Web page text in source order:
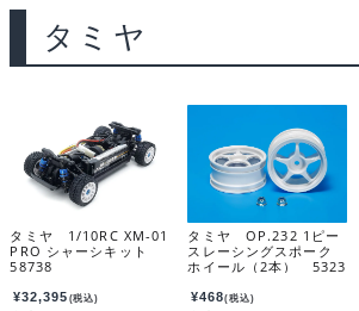
タミヤ
タミヤ 1/10RC XM-01
PRO シャーシキット
58738
¥32,395 (税込)
タミヤ OP.232 1ピー
スレーシングスポーク
ホイール（2本） 5323
¥468(税込)